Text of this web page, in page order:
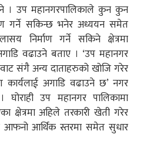
। उप महानगरपालिकाले कुन कुन
गर्ने सकिन्छ भनेर अध्ययन समेत
निर्माण गर्ने सकिने क्षेत्रमा
वढाउने बताए । ‘उप महानगर
संगै अन्य दाताहरुको खोजि गरेर
अगाडि वढाउने छ’ नगर
उप महानगर पालिकामा
क्षेत्रमा अहिले तरकारी खेती गरेर
आफनो आर्थिक स्तरमा समेत सुधार